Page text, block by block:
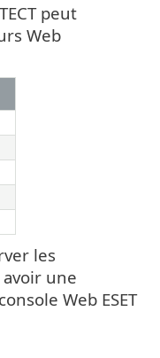
peut
Web
les
une
Web ESET